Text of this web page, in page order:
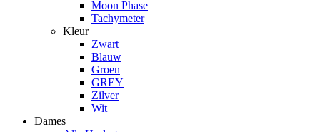
Moon Phase
Tachymeter
Kleur
Zwart
Blauw
Groen
GREY
Zilver
Wit
Dames